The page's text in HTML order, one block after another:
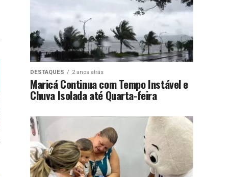
DESTAQUES 2 anos atrás
Maricá Continua com Tempo Instável e
Chuva Isolada até Quarta-feira